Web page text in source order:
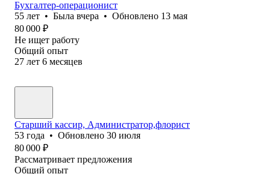
Бухгалтер-операционист
55 лет • Была вчера • Обновлено 13 мая
80 000 ₽
Не ищет работу
Общий опыт
27 лет 6 месяцев
Старший кассир, Администратор,флорист
53 года • Обновлено 30 июля
80 000 ₽
Рассматривает предложения
Общий опыт